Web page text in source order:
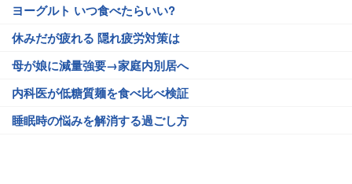
ヨーグルト いつ食べたらいい?
休みだが疲れる 隠れ疲労対策は
母が娘に減量強要→家庭内別居へ
内科医が低糖質麺を食べ比べ検証
睡眠時の悩みを解消する過ごし方